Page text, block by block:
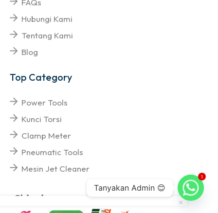
Hubungi Kami
Tentang Kami
Blog
Top Category
Power Tools
Kunci Torsi
Clamp Meter
Pneumatic Tools
Mesin Jet Cleaner
Shipping
1
Tanyakan Admin 😊